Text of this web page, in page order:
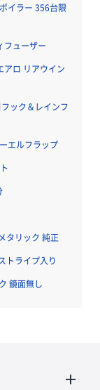
イラー 356台限
フューザー
アロ リアウイン
ック＆レインフ
エルフラップ
リック 純正
トライプ入り
鏡面無し